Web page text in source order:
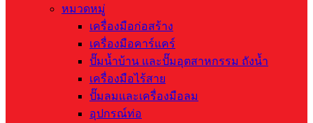
หมวดหมู่
เครื่องมือก่อสร้าง
เครื่องมือคาร์แคร์
ปั๊มน้ำบ้าน และปั๊มอุตสาหกรรม ถังน้ำ
เครื่องมือไร้สาย
ปั๊มลมและเครื่องมือลม
อุปกรณ์ท่อ